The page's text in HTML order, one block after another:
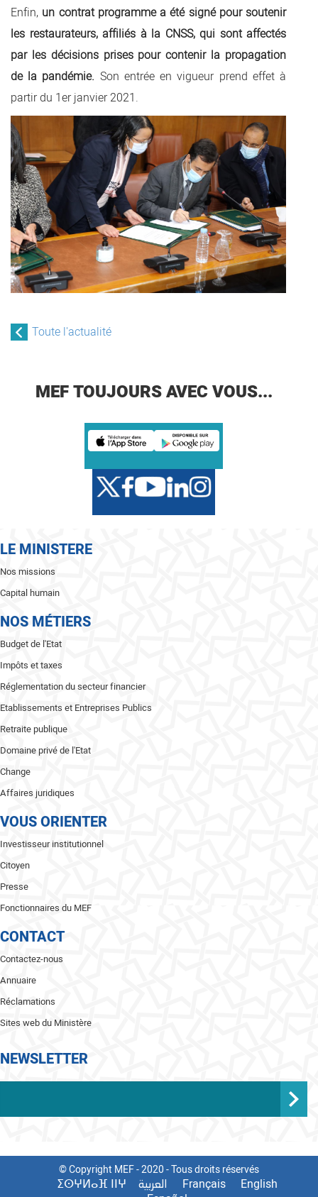
Enfin, un contrat programme a été signé pour soutenir
les restaurateurs, affiliés à la CNSS, qui sont affectés
par les décisions prises pour contenir la propagation
de la pandémie. Son entrée en vigueur prend effet à
partir du 1er janvier 2021.
Toute l'actualité
MEF TOUJOURS AVEC VOUS...
LE MINISTERE
Nos missions
Capital humain
NOS MÉTIERS
Budget de l'Etat
Impôts et taxes
Réglementation du secteur financier
Etablissements et Entreprises Publics
Retraite publique
Domaine privé de l'Etat
Change
Affaires juridiques
VOUS ORIENTER
Investisseur institutionnel
Citoyen
Presse
Fonctionnaires du MEF
CONTACT
Contactez-nous
Annuaire
Réclamations
Sites web du Ministère
NEWSLETTER
© Copyright MEF - 2020 - Tous droits réservés
ⵉⵙⵖⵍⴰⴼ ⵏⵏⵖ العربية Français
English